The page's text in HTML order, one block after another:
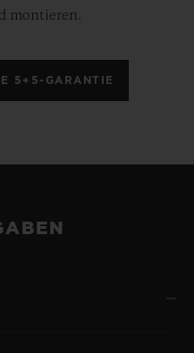
montieren.
5+5-GARANTIE